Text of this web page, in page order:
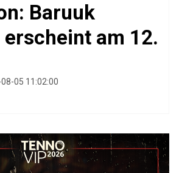
Baruuk
erscheint am 12.
05 11:02:00